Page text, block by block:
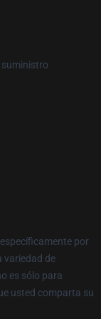
suministro
por
variedad de
es sólo para
usted comparta su